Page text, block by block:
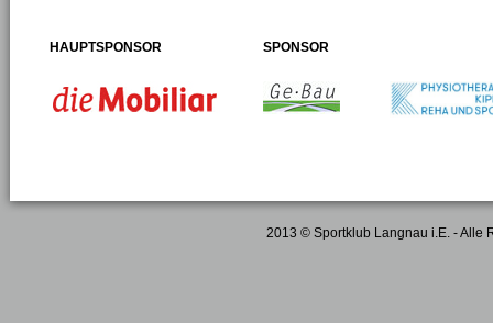
HAUPTSPONSOR SPONSOR
2013 © Sportklub Langnau i.E. - Alle